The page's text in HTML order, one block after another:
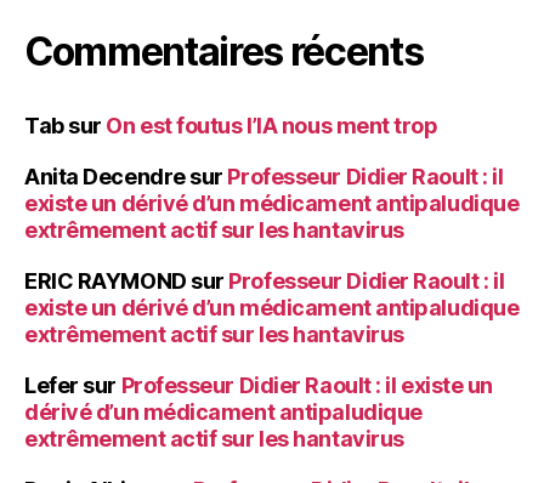
Commentaires récents
Tabsur On est foutus l’IA nous ment trop
Anita Decendresur Professeur Didier Raoult : il
existe un dérivé d’un médicament antipaludique
extrêmement actif sur les hantavirus
ERIC RAYMOND sur Professeur Didier Raoult : il
existe un dérivé d’un médicament antipaludique
extrêmement actif sur les hantavirus
Lefer sur Professeur Didier Raoult : il existe un
dérivé d’un médicament antipaludique
extrêmement actif sur les hantavirus